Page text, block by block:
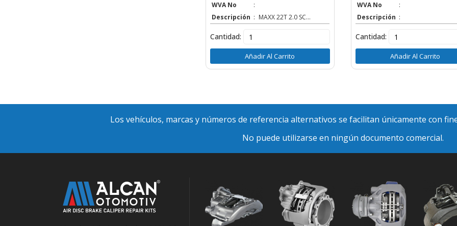
WVA No
:
Descripción : MAXX 22T 2.0 SC...
Cantidad:
Añadir Al Carrito
WVA No
:
Descripción :
Cantidad:
Añadir Al Carrito
Los vehículos, marcas y números de referencia alternativos se facilitan únicamente con
No puede utilizarse en ningún documento comercial.